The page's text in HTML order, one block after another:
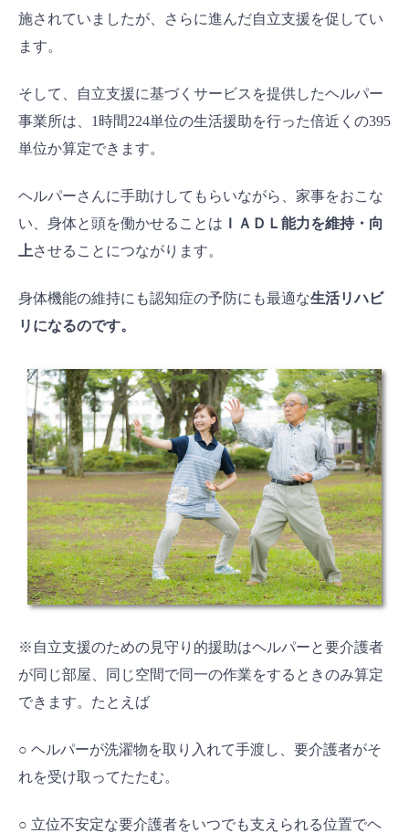
施されていましたが、さらに進んだ自立支援を促してい
ます。
そして、自立支援に基づくサービスを提供したヘルパー
事業所は、1時間224単位の生活援助を行った倍近くの395
単位か算定できます。
ヘルパーさんに手助けしてもらいながら、家事をおこな
い、身体と頭を働かせることは ＩＡＤＬ能力を維持・向
上させることにつながります。
身体機能の維持にも認知症の予防にも最適な生活リハビ
リになるのです。
※自立支援のための見守り的援助はヘルパーと要介護者
が同じ部屋、同じ空間で同一の作業をするときのみ算定
できます。たとえば
○ ヘルパーが洗濯物を取り入れて手渡し、要介護者がそ
れを受け取ってたたむ。
○ 立位不安定な要介護者をいつでも支えられる位置でヘ